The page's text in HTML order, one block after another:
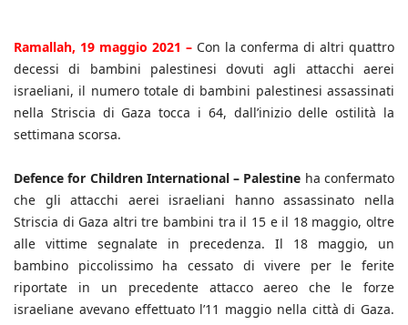
Ramallah, 19 maggio 2021 – Con la conferma di altri quattro
decessi di bambini palestinesi dovuti agli attacchi aerei
israeliani, il numero totale di bambini palestinesi assassinati
nella Striscia di Gaza tocca i 64, dall’inizio delle ostilità la
settimana scorsa.
Defence for Children International – Palestine ha confermato
che gli attacchi aerei israeliani hanno assassinato nella
Striscia di Gaza altri tre bambini tra il 15 e il 18 maggio, oltre
alle vittime segnalate in precedenza. Il 18 maggio, un
bambino piccolissimo ha cessato di vivere per le ferite
riportate in un precedente attacco aereo che le forze
israeliane avevano effettuato l’11 maggio nella città di Gaza.